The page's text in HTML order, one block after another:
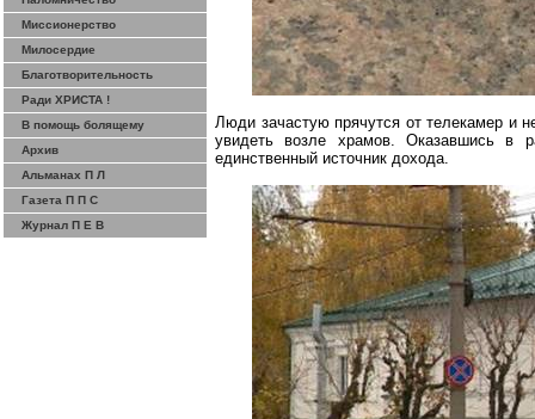
Миссионерство
Милосердие
Благотворительность
Ради ХРИСТА !
В помощь болящему
Архив
Альманах П Л
Газета П П С
Журнал П Е В
Люди зачастую прячутся от телекамер и
увидеть возле храмов. Оказавшись в
единственный источник дохода.